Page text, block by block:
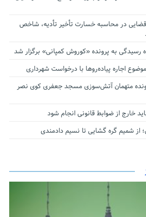
در محاسبه خسارت تأخیر تأدیه، شاخص
رسیدگی به پرونده «کوروش کمپانی» برگزار شد
اجاره پیاده‌روها با درخواست شهرداری
متهمان آتش‌سوزی مسجد جعفری کوی نصر
خارج از ضوابط قانونی انجام شود
از شمیم گره گشایی تا نسیم دادمندی